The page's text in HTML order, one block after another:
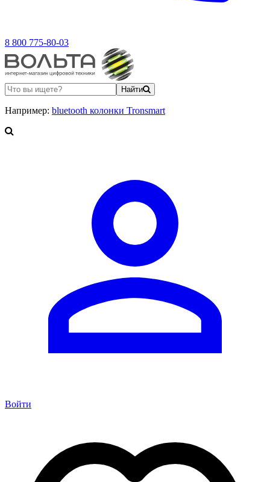
8 800 775-80-03
Найти
Например: bluetooth колонки Tronsmart
Войти